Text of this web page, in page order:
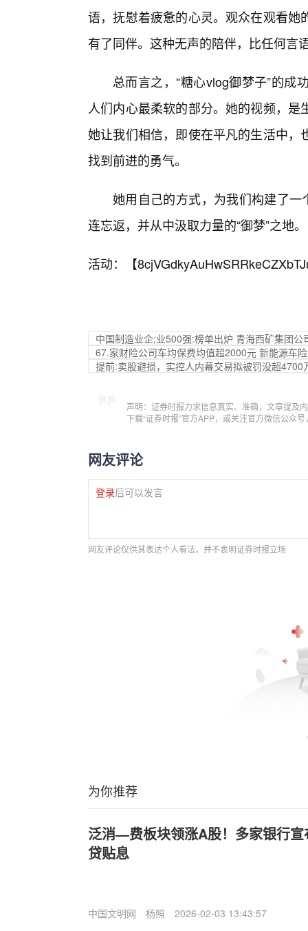
语，抚慰着疲惫的心灵。观众在观看
有了同伴。这种无声的陪伴，比任何言
总而言之，“糖心vlog御梦子”的成
人们内心最柔软的部分。她的视频，
她让我们相信，即使在平凡的生活中
找到前进的勇气。
她用自己的方式，为我们构建了一
连忘返，并从中汲取力量的“御梦”之地。
活动：【
中国制造业企;业500强:榜单出炉 青海西矿集团公
67.家财险公司车均保费均值超2000元 新能源车
提前:卖股避损，实控人内幕交易拟被罚没超
声明：证券时报力求信息真实、准确，文章提及
下载“证券时报”官方APP，或关注官方微信公众
网友评论
登录后可以发言
网友评论仅供其表达个人看法，并不表明证券时报立场
为你推荐
泛消—费板块领涨A股！多家银行
贷贴息
中国文明网 杨照 2026-02-03 13:43:57